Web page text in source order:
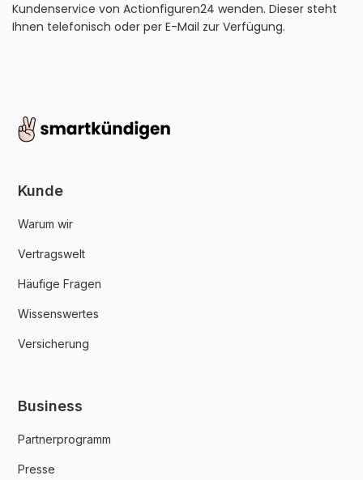
Kundenservice von Actionfiguren24 wenden. Dieser steht
Ihnen telefonisch oder per E-Mail zur Verfügung.
Kunde
Warum wir
Vertragswelt
Häufige Fragen
Wissenswertes
Versicherung
Business
Partnerprogramm
Presse